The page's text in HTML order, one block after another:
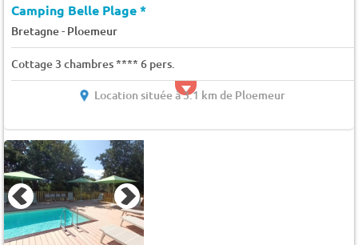
Camping Belle Plage *
Bretagne- Ploemeur
Cottage 3 chambres **** 6 pers.
Location située à 3.1 km de Ploemeur